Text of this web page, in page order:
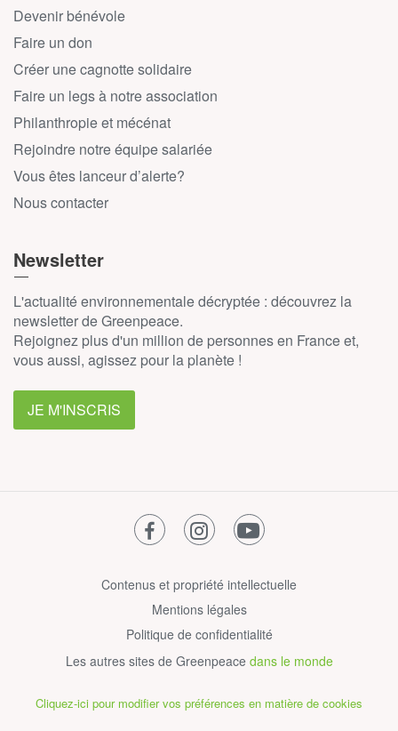
Devenir bénévole
Faire un don
Créer une cagnotte solidaire
Faire un legs à notre association
Philanthropie et mécénat
Rejoindre notre équipe salariée
Vous êtes lanceur d’alerte?
Nous contacter
Newsletter
L'actualité environnementale décryptée : découvrez la
newsletter de Greenpeace.
Rejoignez plus d'un million de personnes en France et,
vous aussi, agissez pour la planète !
JE M'INSCRIS
facebookinstagramyoutube
Contenus et propriété intellectuelle
Mentions légales
Politique de confidentialité
Les autres sites de Greenpeace dans le monde
Cliquez-ici pour modifier vos préférences en matière de cookies